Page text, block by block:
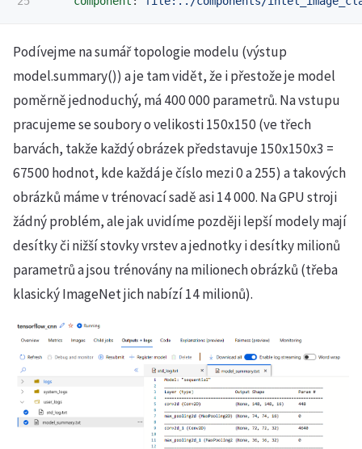
Podívejme na sumář topologie modelu (výstup
model.summary()) a je tam vidět, že i přestože je model
poměrně jednoduchý, má 400 000 parametrů. Na vstupu
pracujeme se soubory o velikosti 150x150 (ve třech
barvách, takže každý obrázek představuje 150x150x3 =
67500 hodnot, kde každá je číslo mezi 0 a 255) a takových
obrázků máme v trénovací sadě asi 14 000. Na GPU stroji
žádný problém, ale jak uvidíme později lepší modely mají
desítky či nižší stovky vrstev a jednotky i desítky milionů
parametrů a jsou trénovány na milionech obrázků (třeba
klasický ImageNet jich nabízí 14 milionů).